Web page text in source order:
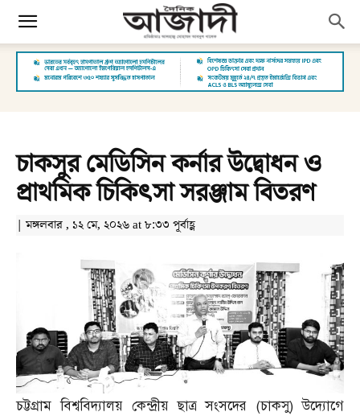
চাকসুর মেডিসিন কর্নার উদ্বোধন ও
প্রাথমিক চিকিৎসা সরঞ্জাম বিতরণ
| মঙ্গলবার , ১২ মে, ২০২৬ at ৮:৩৩ পূর্বাহ্ণ
চট্টগ্রাম বিশ্ববিদ্যালয় কেন্দ্রীয় ছাত্র সংসদের (চাকসু)উদ্যোগে